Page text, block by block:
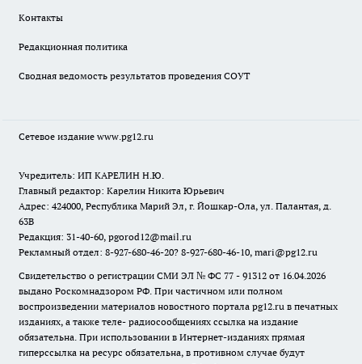
Контакты
Редакционная политика
Сводная ведомость результатов проведения СОУТ
Сетевое издание www.pg12.ru
Учредитель: ИП КАРЕЛИН Н.Ю.
Главный редактор: Карелин Никита Юрьевич
Адрес: 424000, Республика Марий Эл, г. Йошкар-Ола, ул. Палантая, д.
63В
Редакция: 31-40-60, pgorod12@mail.ru
Рекламный отдел: 8-927-680-46-20? 8-927-680-46-10, mari@pg12.ru
Свидетельство о регистрации СМИ ЭЛ № ФС 77 - 91312 от 16.04.2026
выдано Роскомнадзором РФ. При частичном или полном
воспроизведении материалов новостного портала pg12.ru в печатных
изданиях, а также теле- радиосообщениях ссылка на издание
обязательна. При использовании в Интернет-изданиях прямая
гиперссылка на ресурс обязательна, в противном случае будут